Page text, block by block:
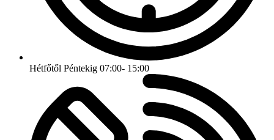
Hétfőtől Péntekig 07:00- 15:00